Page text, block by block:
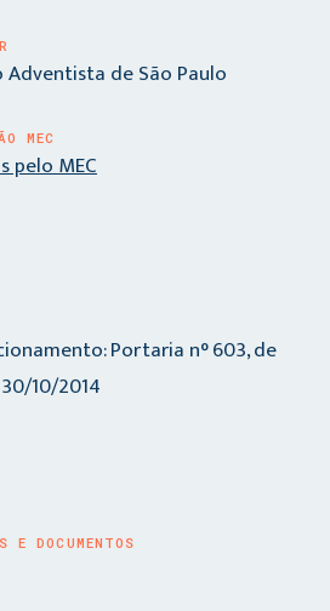
de São Paulo
MEC
pelo MEC
Portaria n° 603, de
10/2014
E DOCUMENTOS